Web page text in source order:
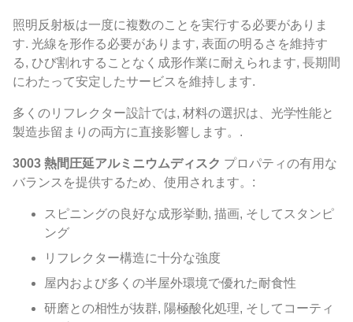
照明反射板は一度に複数のことを実行する必要がありま
す. 光線を形作る必要があります, 表面の明るさを維持す
る, ひび割れすることなく成形作業に耐えられます, 長期間
にわたって安定したサービスを維持します.
多くのリフレクター設計では, 材料の選択は、光学性能と
製造歩留まりの両方に直接影響します。.
3003 熱間圧延アルミニウムディスク プロパティの有用な
バランスを提供するため、使用されます。:
スピニングの良好な成形挙動, 描画, そしてスタンピ
ング
リフレクター構造に十分な強度
屋内および多くの半屋外環境で優れた耐食性
研磨との相性が抜群, 陽極酸化処理, そしてコーティ